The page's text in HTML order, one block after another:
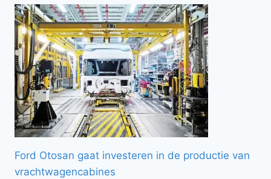
Ford Otosan gaat investeren in de productie van
vrachtwagencabines